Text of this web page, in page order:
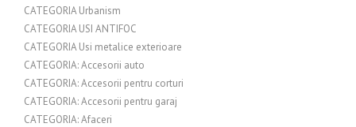
CATEGORIA Urbanism
CATEGORIA USI ANTIFOC
CATEGORIA Usi metalice exterioare
CATEGORIA: Accesorii auto
CATEGORIA: Accesorii pentru corturi
CATEGORIA: Accesorii pentru garaj
CATEGORIA: Afaceri